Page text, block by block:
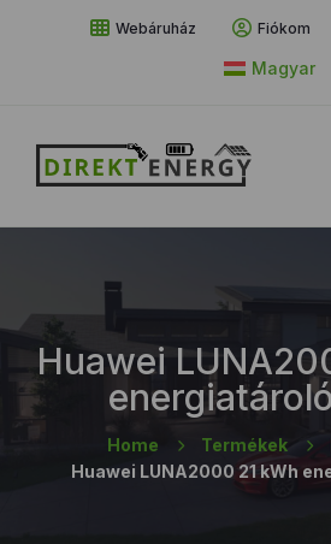
Webáruház Fiókom
Magyar
Huawei
Home Termékek
Huawei LUNA2000 21 kWh